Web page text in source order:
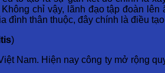
chỉ vậy, lãnh đạo tập đoàn
đình thân thuộc, đây chính là điều
)
Nam. Hiện nay công ty mở rộng